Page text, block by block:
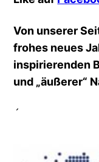
Von unserer
frohes neues
inspirierenden
und „äußerer“
´